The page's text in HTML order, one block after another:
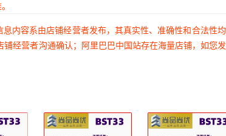
内容系由店铺经营者发布，其真实性、准确性和合法性
经营者沟通确认；阿里巴巴中国站存在海量店铺，如您